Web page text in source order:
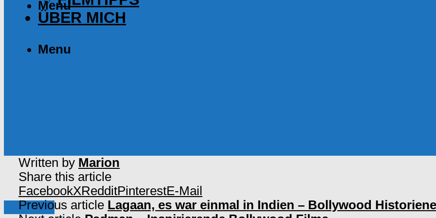
Menu
ÜBER MICH
Menu
Filmtipps
Written by Marion
Share this article
FacebookXRedditPinterestE-Mail
Previous article Lagaan, es war einmal in Indien – Bollywood